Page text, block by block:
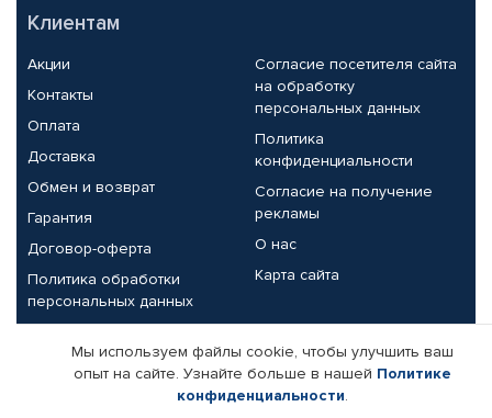
Клиентам
Акции
Контакты
Оплата
Доставка
Обмен и возврат
Гарантия
Договор-оферта
Политика обработки
персональных данных
Согласие посетителя сайта
на обработку
персональных данных
Политика
конфиденциальности
Согласие на получение
рекламы
О нас
Карта сайта
Партнерам
Корпоративным клиентам
Реквизиты компании
Мы используем файлы cookie, чтобы улучшить ваш
опыт на сайте. Узнайте больше в нашей Политике
конфиденциальности.